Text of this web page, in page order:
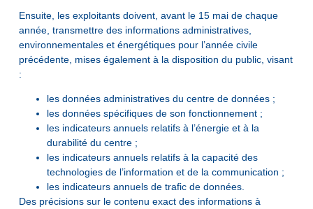
Ensuite, les exploitants doivent, avant le 15 mai de chaque
année, transmettre des informations administratives,
environnementales et énergétiques pour l’année civile
précédente, mises également à la disposition du public, visant
:
les données administratives du centre de données ;
les données spécifiques de son fonctionnement ;
les indicateurs annuels relatifs à l’énergie et à la
durabilité du centre ;
les indicateurs annuels relatifs à la capacité des
technologies de l’information et de la communication ;
les indicateurs annuels de trafic de données.
Des précisions sur le contenu exact des informations à